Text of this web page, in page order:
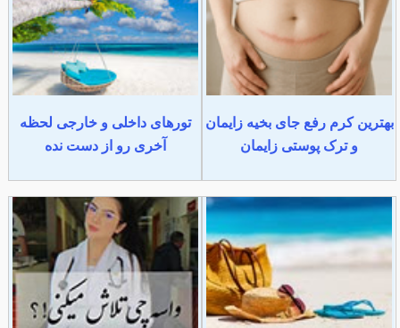
بهترین کرم رفع جای بخیه زایمان
و ترک پوستی زایمان
تورهای داخلی و خارجی لحظه
آخری رو از دست نده